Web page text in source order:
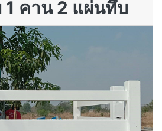
1 คาน 2 แผ่นทึบ